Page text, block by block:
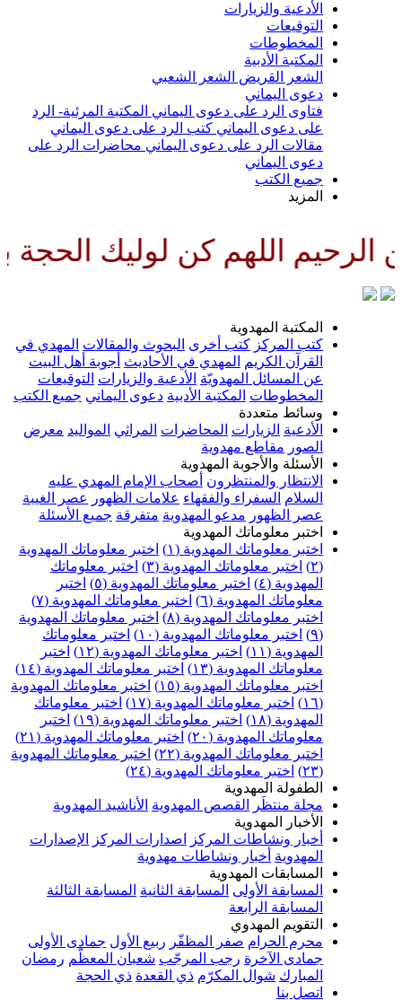
والزيارات
الأدبية
الشعر الشعبي
اليماني
الرد على دعوى اليماني المكتبة المرئية- الرد
دعوى اليماني كتب الرد على دعوى اليماني
الرد على دعوى اليماني محاضرات الرد على
كن لوليك الحجة بن الحسن
المهدوية
كتب أخرى البحوث والمقالات المهدي في
المهدي في الأحاديث أجوبة أهل البيت
المسائل المهدويّة الأدعية والزيارات التوقيعات
المكتبة الأدبية دعوى اليماني جميع الكتب
متعددة
الزيارات المحاضرات المراثي المواليد معرض
مقاطع مهدوية
والأجوبة المهدوية
والمنتظرون أصحاب الإمام المهدي عليه
السفراء والفقهاء علامات الظهور عصر الغيبة
مدعو المهدوية متفرقة جميع الأسئلة
معلوماتك المهدوية
معلوماتك المهدوية (١)
اختبر معلوماتك المهدوية
اختبر معلوماتك المهدوية (٣)
اختبر معلوماتك
اختبر معلوماتك المهدوية (٥)
اختبر
المهدوية (٦)
اختبر معلوماتك المهدوية (٧)
معلوماتك المهدوية (٨)
اختبر معلوماتك المهدوية
اختبر معلوماتك المهدوية (١٠)
اختبر معلوماتك
اختبر معلوماتك المهدوية (١٢)
اختبر
المهدوية (١٣)
اختبر معلوماتك المهدوية (١٤)
معلوماتك المهدوية (١٥)
اختبر معلوماتك المهدوية
اختبر معلوماتك المهدوية (١٧)
اختبر معلوماتك
اختبر معلوماتك المهدوية (١٩)
اختبر
المهدوية (٢٠)
اختبر معلوماتك المهدوية (٢١)
معلوماتك المهدوية (٢٢)
اختبر معلوماتك المهدوية
اختبر معلوماتك المهدوية (٢٤)
المهدوية
منتظَر
القصص المهدوية الأناشيد المهدوية
المهدوية
ونشاطات المركز اصدارات المركز الإصدارات
أخبار ونشاطات مهدوية
المهدوية
الأولى المسابقة الثانية المسابقة الثالثة
الرابعة
المهدوي
الحرام
صفر المظفّر ربيع الأول جمادى الأولى
رجب المرجّب شعبان المعظّم رمضان
شوال المكرّم ذي القعدة ذي الحجة